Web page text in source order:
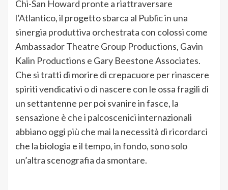
Chi-San Howard pronte a riattraversare
l’Atlantico, il progetto sbarca al Public in una
sinergia produttiva orchestrata con colossi come
Ambassador Theatre Group Productions, Gavin
Kalin Productions e Gary Beestone Associates.
Che si tratti di morire di crepacuore per rinascere
spiriti vendicativi o di nascere con le ossa fragili di
un settantenne per poi svanire in fasce, la
sensazione è che i palcoscenici internazionali
abbiano oggi più che mai la necessità di ricordarci
che la biologia e il tempo, in fondo, sono solo
un’altra scenografia da smontare.